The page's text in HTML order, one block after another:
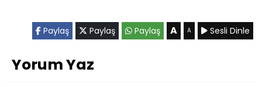
Paylaş Paylaş Paylaş A A Sesli Dinle
Yorum Yaz